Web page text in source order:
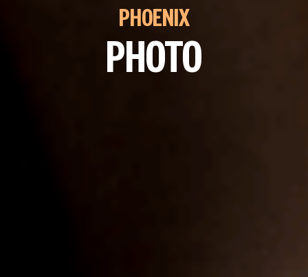
PHOENIX
PHOTO